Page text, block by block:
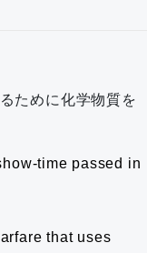
ために化学物質を
time passed in
that uses